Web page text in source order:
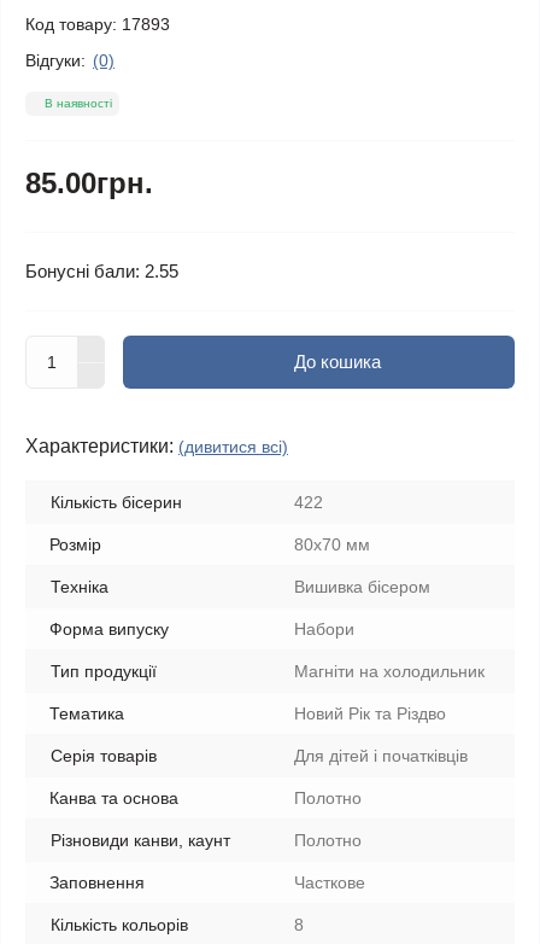
Код товару: 17893
Відгуки: (0)
В наявності
85.00грн.
Бонусні бали: 2.55
До кошика
Характеристики: (дивитися всі)
Кількість бісерин 422
Розмір 80х70 мм
Техніка Вишивка бісером
Форма випуску Набори
Тип продукції Магніти на холодильник
Тематика Новий Рік та Різдво
Серія товарів Для дітей і початківців
Канва та основа Полотно
Різновиди канви, каунт Полотно
Заповнення Часткове
Кількість кольорів 8